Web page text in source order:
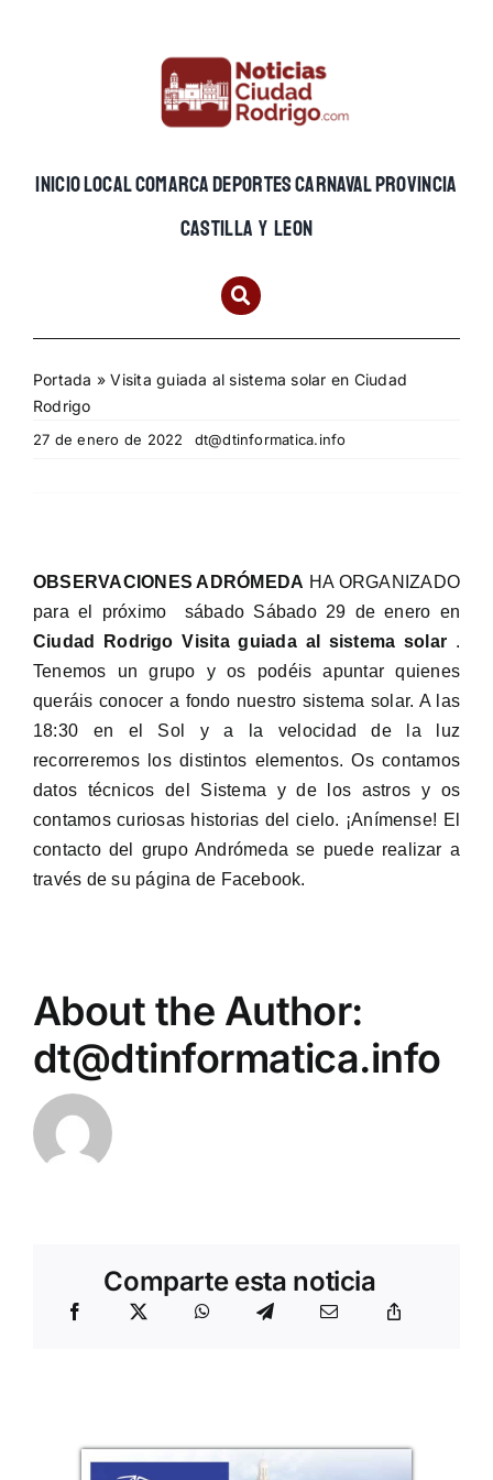
INICIOLOCALCOMARCADEPORTESCARNAVALPROVINCIA
CASTILLA Y LEON
Portada »Visita guiada al sistema solar en Ciudad
Rodrigo
27 de enero de 2022 dt@dtinformatica.info
OBSERVACIONES ADRÓMEDA HA ORGANIZADO
para el próximo sábado Sábado 29 de enero en
Ciudad Rodrigo Visita guiada al sistema solar .
Tenemos un grupo y os podéis apuntar quienes
queráis conocer a fondo nuestro sistema solar. A las
18:30 en el Sol y a la velocidad de la luz
recorreremos los distintos elementos. Os contamos
datos técnicos del Sistema y de los astros y os
contamos curiosas historias del cielo. ¡Anímense! El
contacto del grupo Andrómeda se puede realizar a
través de su página de Facebook.
About the Author:
dt@dtinformatica.info
Comparte esta noticia